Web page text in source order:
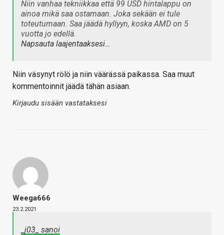
Niin vanhaa tekniikkaa että 99 USD hintalappu on
ainoa mikä saa ostamaan. Joka sekään ei tule
toteutumaan. Saa jäädä hyllyyn, koska AMD on 5
vuotta jo edellä.
Napsauta laajentaaksesi…
Niin väsynyt rölö ja niin väärässä paikassa. Saa muut
kommentoinnit jäädä tähän asiaan.
Kirjaudu sisään vastataksesi
Weega666
23.2.2021
_j03_ sanoi